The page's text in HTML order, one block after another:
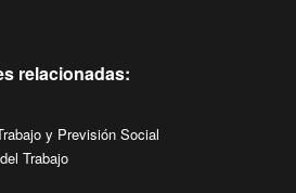
relacionadas:
y Previsión Social
Trabajo